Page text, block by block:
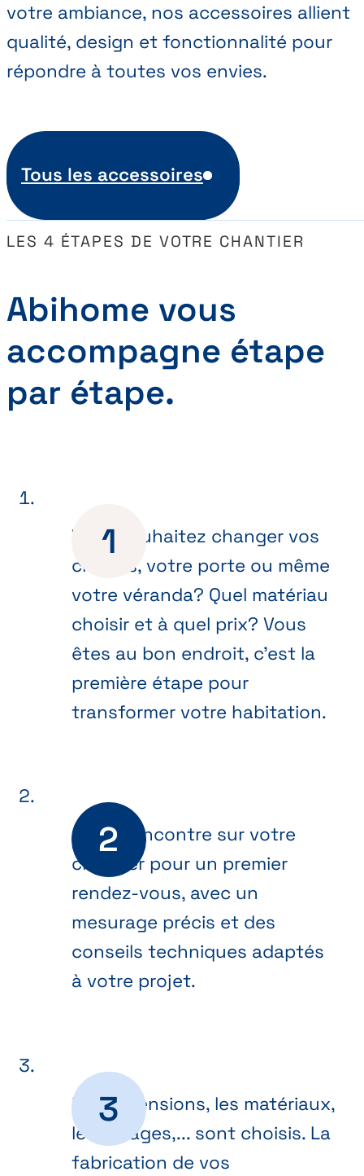
votre ambiance, nos accessoires allient
qualité, design et fonctionnalité pour
répondre à toutes vos envies.
Tous les accessoires
LES 4 ÉTAPES DE VOTRE CHANTIER
Abihome vous
accompagne étape
par étape.
Vous souhaitez changer vos
châssis, votre porte ou même
votre véranda? Quel matériau
choisir et à quel prix? Vous
êtes au bon endroit, c’est la
première étape pour
transformer votre habitation.
On se rencontre sur votre
chantier pour un premier
rendez-vous, avec un
mesurage précis et des
conseils techniques adaptés
à votre projet.
Les dimensions, les matériaux,
les vitrages,... sont choisis. La
fabrication de vos